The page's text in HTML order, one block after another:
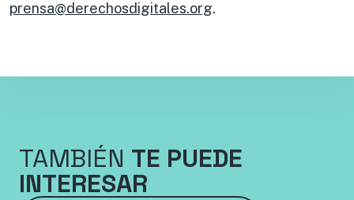
prensa@derechosdigitales.org.
TAMBIÉN TE PUEDE
INTERESAR